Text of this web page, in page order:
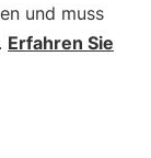
und muss
Erfahren Sie